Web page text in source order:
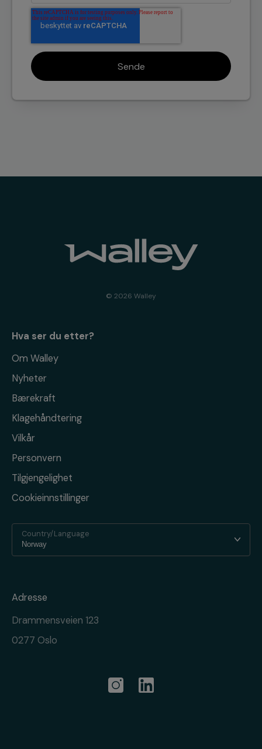
© 2026 Walley
Hva ser du etter?
Om Walley
Nyheter
Bærekraft
Klagehåndtering
Vilkår
Personvern
Tilgjengelighet
Cookieinnstillinger
Country/Language
Adresse
Drammensveien 123
0277 Oslo